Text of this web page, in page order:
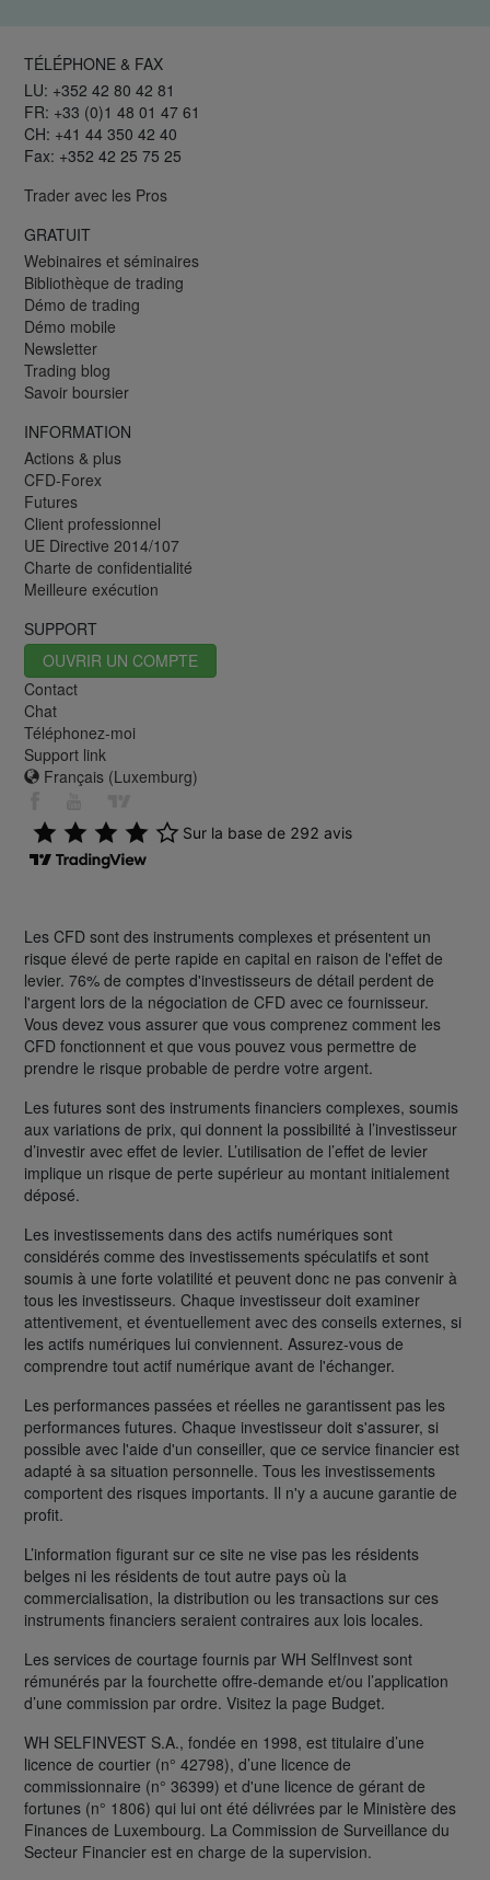
TÉLÉPHONE & FAX
LU: +352 42 80 42 81
FR: +33 (0)1 48 01 47 61
CH: +41 44 350 42 40
Fax: +352 42 25 75 25
Trader avec les Pros
GRATUIT
Webinaires et séminaires
Bibliothèque de trading
Démo de trading
Démo mobile
Newsletter
Trading blog
Savoir boursier
INFORMATION
Actions & plus
CFD-Forex
Futures
Client professionnel
UE Directive 2014/107
Charte de confidentialité
Meilleure exécution
SUPPORT
OUVRIR UN COMPTE
Contact
Chat
Téléphonez-moi
Support link
Français (Luxemburg)
Les CFD sont des instruments complexes et présentent un
risque élevé de perte rapide en capital en raison de l'effet de
levier. 76% de comptes d'investisseurs de détail perdent de
l'argent lors de la négociation de CFD avec ce fournisseur.
Vous devez vous assurer que vous comprenez comment les
CFD fonctionnent et que vous pouvez vous permettre de
prendre le risque probable de perdre votre argent.
Les futures sont des instruments financiers complexes, soumis
aux variations de prix, qui donnent la possibilité à l’investisseur
d’investir avec effet de levier. L’utilisation de l’effet de levier
implique un risque de perte supérieur au montant initialement
déposé.
Les investissements dans des actifs numériques sont
considérés comme des investissements spéculatifs et sont
soumis à une forte volatilité et peuvent donc ne pas convenir à
tous les investisseurs. Chaque investisseur doit examiner
attentivement, et éventuellement avec des conseils externes, si
les actifs numériques lui conviennent. Assurez-vous de
comprendre tout actif numérique avant de l'échanger.
Les performances passées et réelles ne garantissent pas les
performances futures. Chaque investisseur doit s'assurer, si
possible avec l'aide d'un conseiller, que ce service financier est
adapté à sa situation personnelle. Tous les investissements
comportent des risques importants. Il n'y a aucune garantie de
profit.
L’information figurant sur ce site ne vise pas les résidents
belges ni les résidents de tout autre pays où la
commercialisation, la distribution ou les transactions sur ces
instruments financiers seraient contraires aux lois locales.
Les services de courtage fournis par WH SelfInvest sont
rémunérés par la fourchette offre-demande et/ou l’application
d’une commission par ordre. Visitez la page Budget.
WH SELFINVEST S.A., fondée en 1998, est titulaire d’une
licence de courtier (n° 42798), d’une licence de
commissionnaire (n° 36399) et d'une licence de gérant de
fortunes (n° 1806) qui lui ont été délivrées par le Ministère des
Finances de Luxembourg. La Commission de Surveillance du
Secteur Financier est en charge de la supervision.